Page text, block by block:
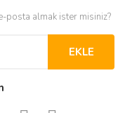
posta almak ister misiniz?
EKLE